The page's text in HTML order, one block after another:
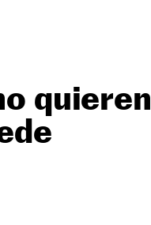
quieren